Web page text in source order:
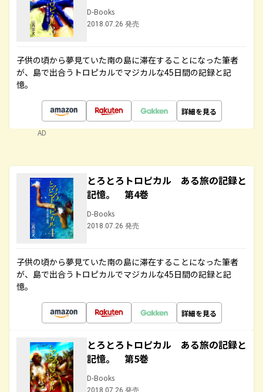
D-Books
2018.07.26 発売
子供の頃から夢見ていた南の島に滞在することになった筆者
が、島で出合うトロピカルでマジカルな45日間の記録と記
憶。
詳細を見る
AD
とろとろトロピカル ある旅の記録と
記憶。 第4巻
D-Books
2018.07.26 発売
子供の頃から夢見ていた南の島に滞在することになった筆者
が、島で出合うトロピカルでマジカルな45日間の記録と記
憶。
詳細を見る
とろとろトロピカル ある旅の記録と
記憶。 第5巻
D-Books
2018.07.26 発売